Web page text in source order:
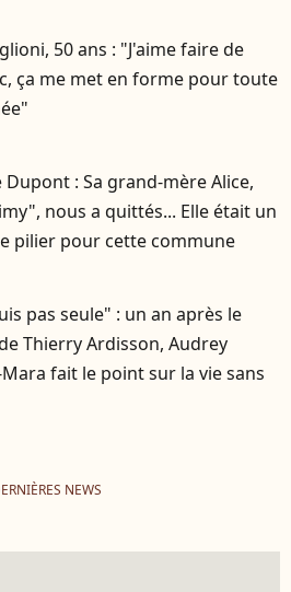
50 ans : "J'aime faire de
ça me met en forme pour toute
: Sa grand-mère Alice,
nous a quittés... Elle était un
pilier pour cette commune
pas seule" : un an après le
Thierry Ardisson, Audrey
fait le point sur la vie sans
NEWS